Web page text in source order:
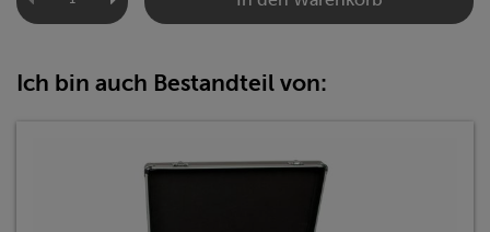
Ich bin auch Bestandteil von: